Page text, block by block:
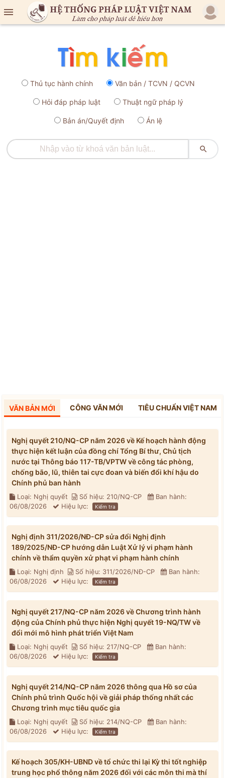

Thủ tục hành chính Văn bản / TCVN / QCVN
Hỏi đáp pháp luật Thuật ngữ pháp lý
Bản án/Quyết định Án lệ

VĂN BẢN MỚI CÔNG VĂN MỚI TIÊU CHUẨN VIỆT NAM
Nghị quyết 210/NQ-CP năm 2026 về Kế hoạch hành động
thực hiện kết luận của đồng chí Tổng Bí thư, Chủ tịch
nước tại Thông báo 117-TB/VPTW về công tác phòng,
chống bão, lũ, thiên tai cực đoan và biến đổi khí hậu do
Chính phủ ban hành
Loại: Nghị quyết Số hiệu: 210/NQ-CP
Ban hành:
06/08/2026
Hiệu lực: Kiểm tra
Nghị định 311/2026/NĐ-CP sửa đổi Nghị định
189/2025/NĐ-CP hướng dẫn Luật Xử lý vi phạm hành
chính về thẩm quyền xử phạt vi phạm hành chính
Loại: Nghị định Số hiệu: 311/2026/NĐ-CP
Ban hành:
06/08/2026
Hiệu lực: Kiểm tra
Nghị quyết 217/NQ-CP năm 2026 về Chương trình hành
động của Chính phủ thực hiện Nghị quyết 19-NQ/TW về
đổi mới mô hình phát triển Việt Nam
Loại: Nghị quyết Số hiệu: 217/NQ-CP
Ban hành:
06/08/2026
Hiệu lực: Kiểm tra
Nghị quyết 214/NQ-CP năm 2026 thông qua Hồ sơ của
Chính phủ trình Quốc hội về giải pháp thống nhất các
Chương trình mục tiêu quốc gia
Loại: Nghị quyết Số hiệu: 214/NQ-CP
Ban hành:
06/08/2026
Hiệu lực: Kiểm tra
Kế hoạch 305/KH-UBND về tổ chức thi lại Kỳ thi tốt nghiệp
trung học phổ thông năm 2026 đối với các môn thi mà thí